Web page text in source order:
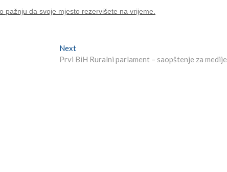
pažnju da svoje mjesto rezervišete na vrijeme.
NextNext
post:
Prvi BiH Ruralni parlament – saopštenje za medije